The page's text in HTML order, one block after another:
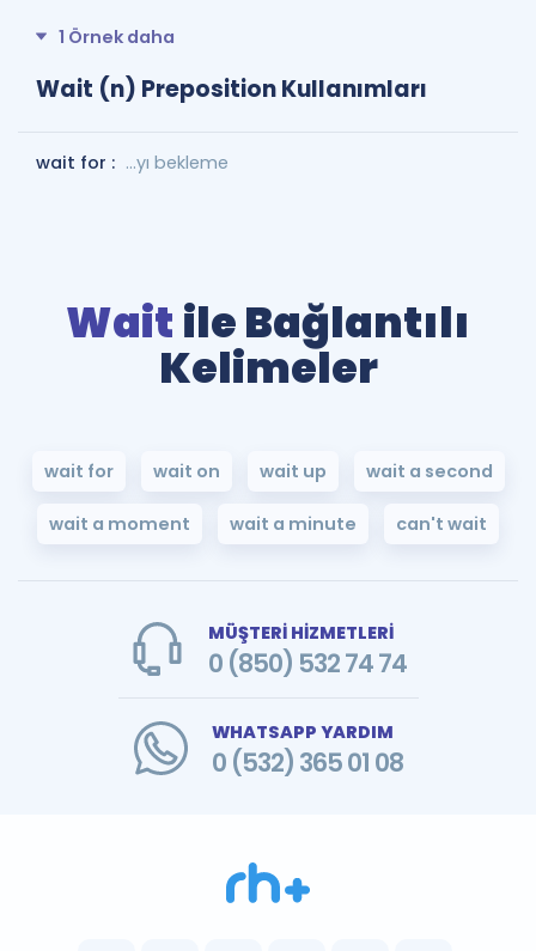
1 Örnek daha
Wait (n) Preposition Kullanımları
wait for : …yı bekleme
Wait ile Bağlantılı
Kelimeler
wait for wait on wait up wait a second
wait a moment wait a minute can't wait
MÜŞTERİ HİZMETLERİ
0 (850) 532 74 74
WHATSAPP YARDIM
0 (532) 365 01 08